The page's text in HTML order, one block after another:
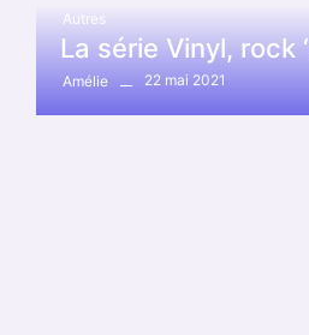
Autres
La série Vinyl, rock
Amélie 22 mai 2021